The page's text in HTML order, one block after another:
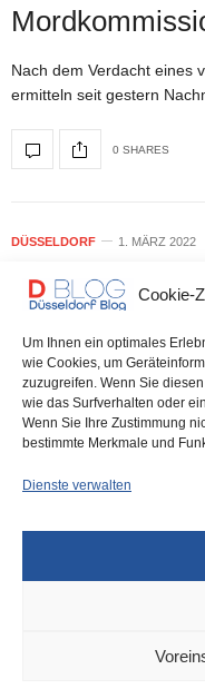
Cookie-
Um Ihnen ein optimales
wie Cookies, um
zuzugreifen. Wenn Sie
wie das Surfverhalten oder
Wenn Sie Ihre Zustimmung
bestimmte Merkmale und
Dienste verwalten
Nach dem Verdacht eines
ermitteln seit gestern
0 SHARES
DÜSSELDORF 1. MÄRZ 2022
Altstadt:
Teil
nach dem
Dieser junge Mann gilt als